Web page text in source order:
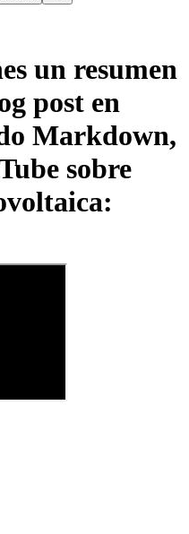
un resumen
post en
Markdown,
sobre